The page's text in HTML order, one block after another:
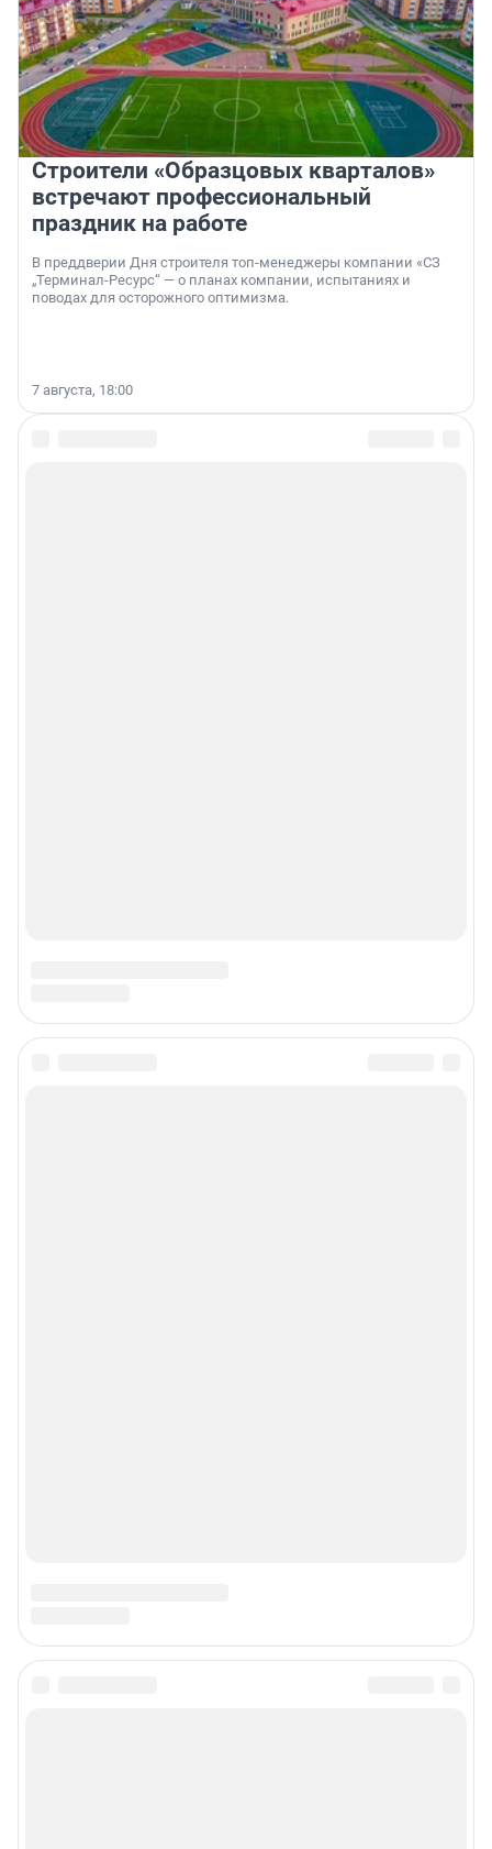
Строители «Образцовых кварталов»
встречают профессиональный
праздник на работе
В преддверии Дня строителя топ-менеджеры компании «СЗ
„Терминал-Ресурс“ — о планах компании, испытаниях и
поводах для осторожного оптимизма.
7 августа, 18:00